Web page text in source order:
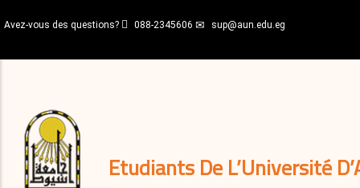
au
principal
Avez-vous des questions? 088-2345606 sup@aun.edu.eg
Etudiants De L’Université
décisions
Expatriés
Journal